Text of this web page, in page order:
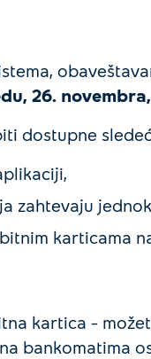
26.
dostupne
zahtevaju
karticama
kartica –
bankomatima